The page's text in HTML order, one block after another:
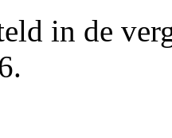
in de